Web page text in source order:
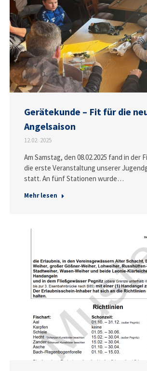
Gerätekunde – Fit für die
Angelsaison
12.02. 2025
Am Samstag, den 08.02.2025 fand in der
die erste Veranstaltung unserer
statt. An fünf Stationen wurde…
Mehr lesen